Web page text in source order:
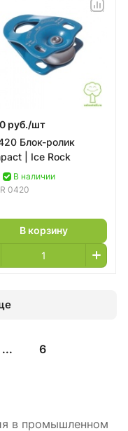
руб./шт
Блок-ролик
| Ice Rock
В наличии
0420
В корзину
...
6
в промышленном